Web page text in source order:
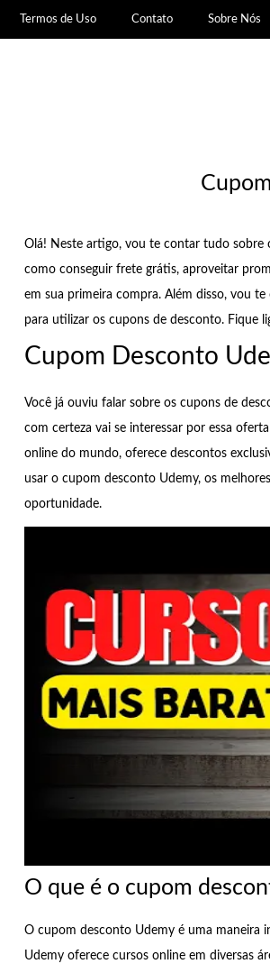
Termos de Uso Contato Sobre Nós
Olá! Neste artigo, vou te contar tudo sobre
como conseguir frete grátis, aproveitar
em sua primeira compra. Além disso, vou
para utilizar os cupons de desconto. Fique
Cupom Desconto
Você já ouviu falar sobre os cupons de
com certeza vai se interessar por essa
online do mundo, oferece descontos
usar o cupom desconto Udemy, os
oportunidade.
O que é o cupom
O cupom desconto Udemy é uma maneira
Udemy oferece cursos online em diversas